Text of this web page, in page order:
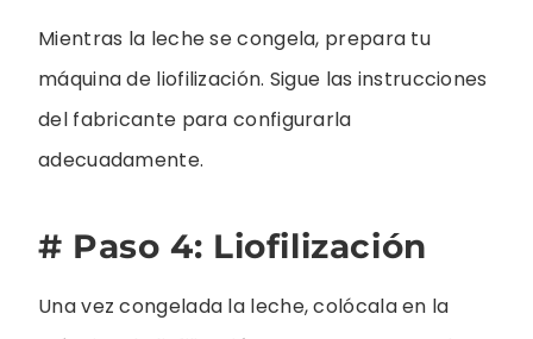
Mientras la leche se congela, prepara tu
máquina de liofilización. Sigue las instrucciones
del fabricante para configurarla
adecuadamente.
# Paso 4: Liofilización
Una vez congelada la leche, colócala en la